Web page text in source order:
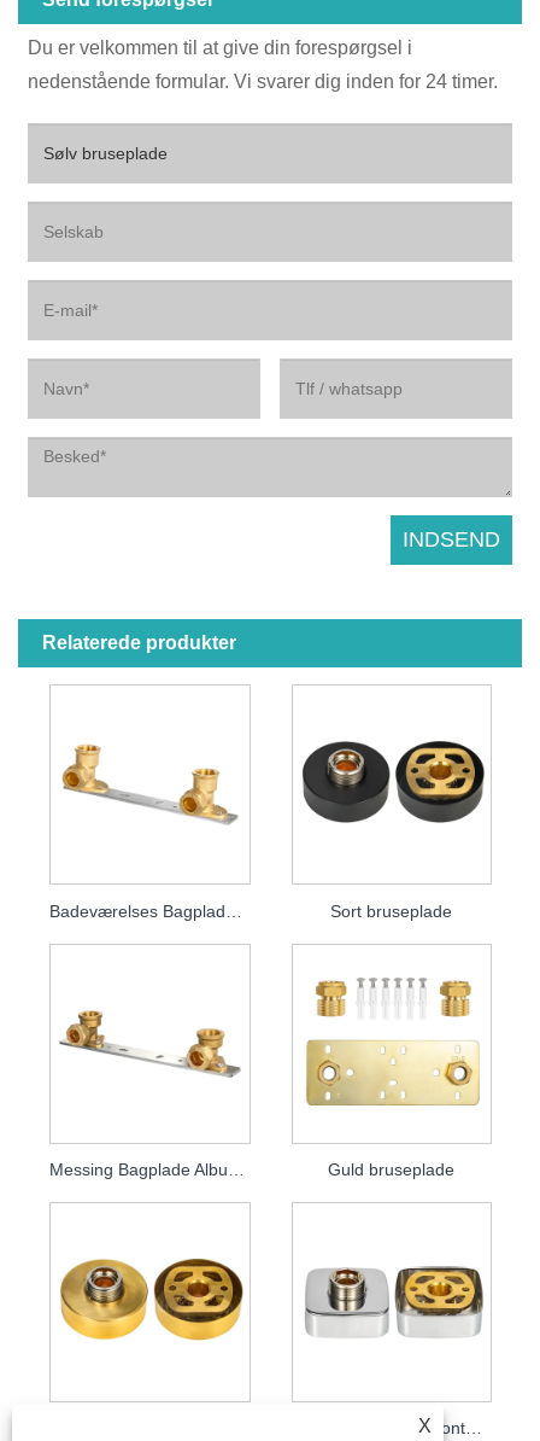
Du er velkommen til at give din forespørgsel i
nedenstående formular. Vi svarer dig inden for 24 timer.
Relaterede produkter
Sort bruseplade
Guld bruseplade
Firkantede brusermonteringssæt
X